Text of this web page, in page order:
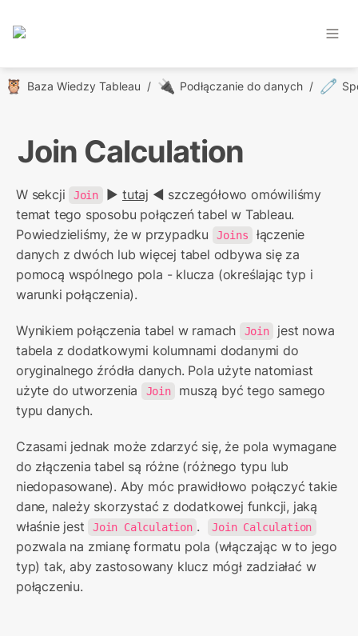
🦉 Baza Wiedzy Tableau / 🔌 Podłączanie do danych / 🧷
Join Calculation
W sekcji Join ▶️ tutaj ◀️ szczegółowo omówiliśmy
temat tego sposobu połączeń tabel w Tableau.
Powiedzieliśmy, że w przypadku
Joins
łączenie
danych z dwóch lub więcej tabel odbywa się za
pomocą wspólnego pola - klucza (określając typ i
warunki połączenia).
Wynikiem połączenia tabel w ramach Join
jest nowa
tabela z dodatkowymi kolumnami dodanymi do
oryginalnego źródła danych. Pola użyte natomiast
użyte do utworzenia
Join
muszą być tego samego
typu danych.
Czasami jednak może zdarzyć się, że pola wymagane
do złączenia tabel są różne (różnego typu lub
niedopasowane). Aby móc prawidłowo połączyć takie
dane, należy skorzystać z dodatkowej funkcji, jaką
właśnie jest
Join Calculation . Join Calculation
pozwala na zmianę formatu pola (włączając w to jego
typ) tak, aby zastosowany klucz mógł zadziałać w
połączeniu.